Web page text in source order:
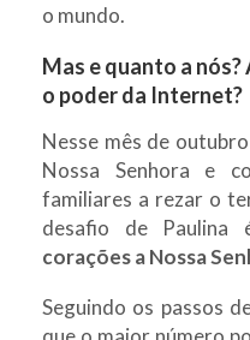
o mundo.
Mas e quanto a
o poder da Internet?
Nesse mês de
Nossa Senhora e
familiares a rezar o
desafio de Paulina
corações a Nossa
Seguindo os passos